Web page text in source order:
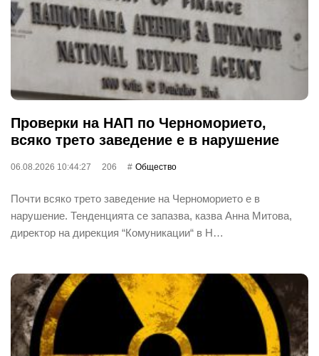
Проверки на НАП по Черноморието,
всяко трето заведение е в нарушение
06.08.2026 10:44:27 206 Общество
Почти всяко трето заведение на Черноморието е в
нарушение. Тенденцията се запазва, казва Анна Митова,
директор на дирекция “Комуникации“ в Н…